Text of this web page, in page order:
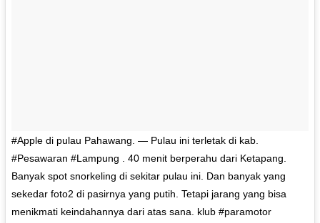
#Apple di pulau Pahawang. — Pulau ini terletak di kab.
#Pesawaran #Lampung . 40 menit berperahu dari Ketapang.
Banyak spot snorkeling di sekitar pulau ini. Dan banyak yang
sekedar foto2 di pasirnya yang putih. Tetapi jarang yang bisa
menikmati keindahannya dari atas sana. klub #paramotor